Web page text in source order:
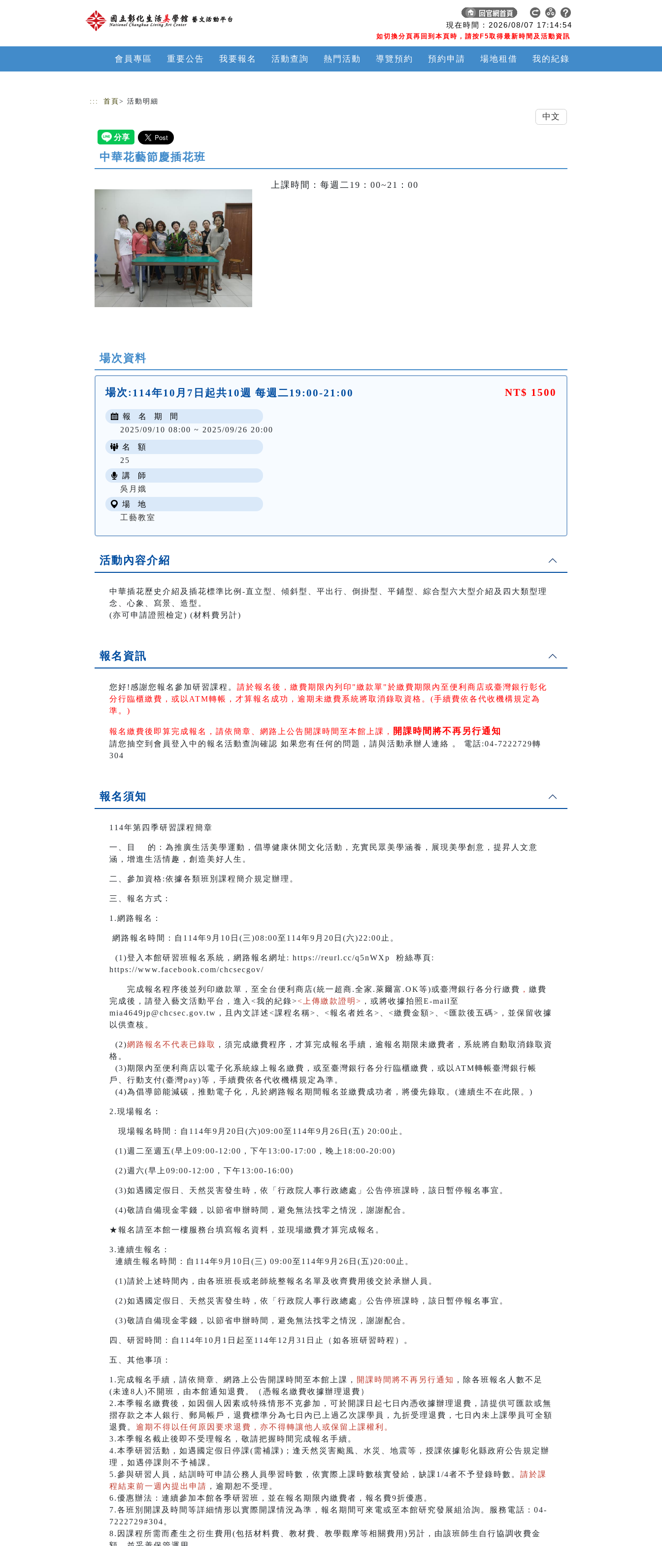
現在時間 : 2026/08/07 17:14:55
如切換分頁再回到本頁時，請按F5取得最新時間及活動資訊
會員專區 重要公告 我要報名 活動查詢 熱門活動 導覽預約 預約申請 場地租借 我的紀錄
::: 首頁 > 活動明細
中華花藝節慶插花班
上課時間：每週二19：00~21：00
場次資料
場次: 114年10月7日起共10週 每週二19:00-21:00 NT$ 1500
報 名 期 間
2025/09/10 08:00 ~ 2025/09/26 20:00
名 額
25
講 師
吳月娥
場 地
工藝教室
活動內容介紹
中華插花歷史介紹及插花標準比例-直立型、傾斜型、平出行、倒掛型、平鋪型、綜合型六大型介紹及四大類型理
念、心象、寫景、造型。
(亦可申請證照檢定) (材料費另計)
報名資訊
您好!感謝您報名參加研習課程。 請於報名後，繳費期限內列印"繳款單"於繳費期限內至便利商店或臺灣銀行彰化
分行臨櫃繳費，或以ATM轉帳 ， 才算報名成功，逾期未繳費系統將取消錄取資格。(手續費依各代收機構規定為
準。)
報名繳費後即算完成報名，請依簡章、網路上公告開課時間至本館上課， 開課時間將不再另行通知
請您抽空到會員登入中的報名活動查詢確認 如果您有任何的問題，請與活動承辦人連絡 。 電話:04-7222729轉
304
報名須知
114年第四季研習課程簡章
一、目 的：為推廣生活美學運動，倡導健康休閒文化活動，充實民眾美學涵養，展現美學創意，提昇人文意
涵，增進生活情趣，創造美好人生。
二、參加資格:依據各類班別課程簡介規定辦理。
三、報名方式：
1.網路報名：
網路報名時間：自114年9月10日(三)08:00至114年9月20日(六)22:00止。
(1)登入本館研習班報名系統，網路報名網址: https://reurl.cc/q5nWXp 粉絲專頁:
https://www.facebook.com/chcsecgov/
完成報名程序後並列印繳款單，至全台便利商店(統一超商.全家.萊爾富.OK等)或臺灣銀行各分行繳費 ， 繳費
完成後，請登入藝文活動平台，進入<我的紀錄><上傳繳款證明> ，或將收據拍照E-mail至
mia4649jp@chcsec.gov.tw，且內文詳述<課程名稱>、<報名者姓名>、<繳費金額>、<匯款後五碼>，並保留收據
以供查核。
(2)網路報名不代表已錄取
，須完成繳費程序，才算完成報名手續，逾報名期限未繳費者，系統將自動取消錄取資
格。
(3)期限內至便利商店以電子化系統線上報名繳費，或至臺灣銀行各分行臨櫃繳費，或以ATM轉帳臺灣銀行帳
戶、行動支付(臺灣pay)等，手續費依各代收機構規定為準。
(4)為倡導節能減碳，推動電子化，凡於網路報名期間報名並繳費成功者，將優先錄取。(連續生不在此限。)
2.現場報名：
現場報名時間：自114年9月20日(六)09:00至114年9月26日(五) 20:00止。
(1)週二至週五(早上09:00-12:00，下午13:00-17:00，晚上18:00-20:00)
(2)週六(早上09:00-12:00，下午13:00-16:00)
(3)如遇國定假日、天然災害發生時，依「行政院人事行政總處」公告停班課時，該日暫停報名事宜。
(4)敬請自備現金零錢，以節省申辦時間，避免無法找零之情況，謝謝配合。
★報名請至本館一樓服務台填寫報名資料，並現場繳費才算完成報名。
3.連續生報名：
連續生報名時間：自114年9月10日(三) 09:00至114年9月26日(五)20:00止。
(1)請於上述時間內，由各班班長或老師統整報名名單及收齊費用後交於承辦人員。
(2)如遇國定假日、天然災害發生時，依「行政院人事行政總處」公告停班課時，該日暫停報名事宜。
(3)敬請自備現金零錢，以節省申辦時間，避免無法找零之情況，謝謝配合。
四、研習時間：自114年10月1日起至114年12月31日止（如各班研習時程）。
五、其他事項：
1.完成報名手續，請依簡章、網路上公告開課時間至本館上課， 開課時間將不再另行通知 ，除各班報名人數不足
(未達8人)不開班，由本館通知退費。（憑報名繳費收據辦理退費）
2.本季報名繳費後，如因個人因素或特殊情形不克參加，可於開課日起七日內憑收據辦理退費，請提供可匯款或無
摺存款之本人銀行、郵局帳戶，退費標準分為七日內已上過乙次課學員，九折受理退費，七日內未上課學員可全額
退費。 逾期不得以任何原因要求退費，亦不得轉讓他人或保留上課權利。
3.本季報名截止後即不受理報名，敬請把握時間完成報名手續。
4.本季研習活動，如遇國定假日停課(需補課)；逢天然災害颱風、水災、地震等，授課依據彰化縣政府公告規定辦
理，如遇停課則不予補課。
5.參與研習人員，結訓時可申請公務人員學習時數，依實際上課時數核實發給，缺課1/4者不予登錄時數。 請於課
程結束前一週內提出申請 ，逾期恕不受理。
6.優惠辦法：連續參加本館各季研習班，並在報名期限內繳費者，報名費9折優惠。
7.各班別開課及時間等詳細情形以實際開課情況為準，報名期間可來電或至本館研究發展組洽詢。服務電話：04-
7222729#304。
8.因課程所需而產生之衍生費用(包括材料費、教材費、教學觀摩等相關費用)另計，由該班師生自行協調收費金